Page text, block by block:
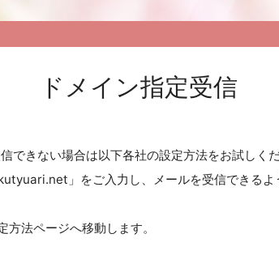
ドメイン指定受信
できない場合は以下各社の設定方法をお試しくだ
」をご入力し、メールを受信できるよ
法ページへ移動します。